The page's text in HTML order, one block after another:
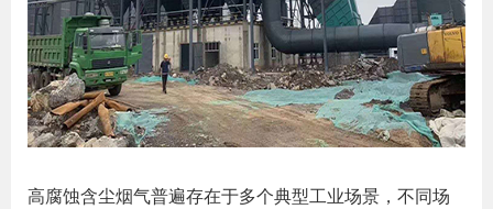
高腐蚀含尘烟气普遍存在于多个典型工业场景，不同场